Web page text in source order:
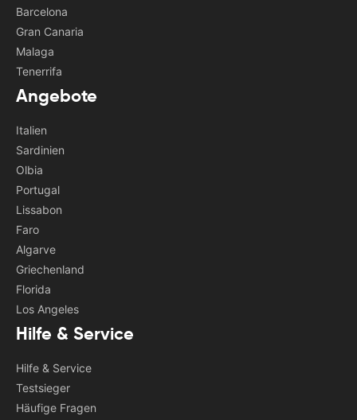
Barcelona
Gran Canaria
Malaga
Tenerrifa
Angebote
Italien
Sardinien
Olbia
Portugal
Lissabon
Faro
Algarve
Griechenland
Florida
Los Angeles
Hilfe & Service
Hilfe & Service
Testsieger
Häufige Fragen